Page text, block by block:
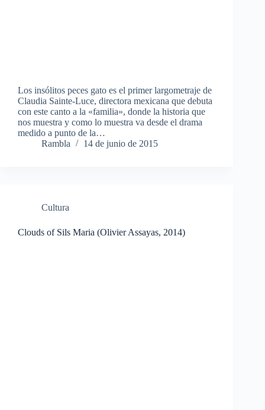
Los insólitos peces gato es el primer largometraje de
Claudia Sainte-Luce, directora mexicana que debuta
con este canto a la «familia», donde la historia que
nos muestra y como lo muestra va desde el drama
medido a punto de la…
Rambla
14 de junio de 2015
Cultura
Clouds of Sils Maria (Olivier Assayas, 2014)